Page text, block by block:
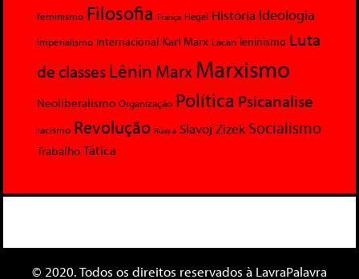
feminismo Filosofia França Hegel História Ideologia
Imperialismo Internacional Karl Marx Lacan leninismo Luta
de classesLênin MarxMarxismo
Neoliberalismo Organização Política Psicanalise
racismo Revolução Rússia Slavoj Zizek Socialismo
Trabalho Tática
© 2020. Todos os direitos reservados à LavraPalavra